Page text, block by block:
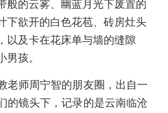
般的云雾、幽蓝月光下废置的
下欲开的白色花苞、砖房灶头
以及卡在花床单与墙的缝隙
孩。
老师周宁智的朋友圈，出自一
的镜头下，记录的是云南临沧